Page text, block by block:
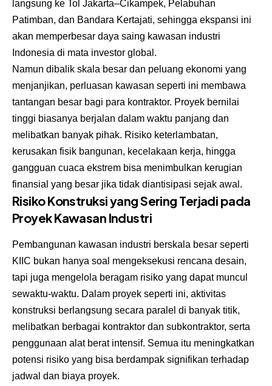
langsung ke Tol Jakarta–Cikampek, Pelabuhan
Patimban, dan Bandara Kertajati, sehingga ekspansi ini
akan memperbesar daya saing kawasan industri
Indonesia di mata investor global.
Namun dibalik skala besar dan peluang ekonomi yang
menjanjikan, perluasan kawasan seperti ini membawa
tantangan besar bagi para kontraktor. Proyek bernilai
tinggi biasanya berjalan dalam waktu panjang dan
melibatkan banyak pihak. Risiko keterlambatan,
kerusakan fisik bangunan, kecelakaan kerja, hingga
gangguan cuaca ekstrem bisa menimbulkan kerugian
finansial yang besar jika tidak diantisipasi sejak awal.
Risiko Konstruksi yang Sering Terjadi pada
Proyek Kawasan Industri
Pembangunan kawasan industri berskala besar seperti
KIIC bukan hanya soal mengeksekusi rencana desain,
tapi juga mengelola beragam risiko yang dapat muncul
sewaktu-waktu. Dalam proyek seperti ini, aktivitas
konstruksi berlangsung secara paralel di banyak titik,
melibatkan berbagai kontraktor dan subkontraktor, serta
penggunaan alat berat intensif. Semua itu meningkatkan
potensi risiko yang bisa berdampak signifikan terhadap
jadwal dan biaya proyek.